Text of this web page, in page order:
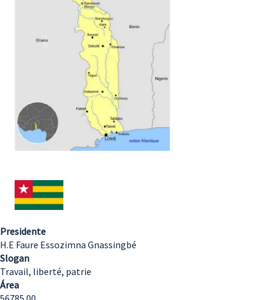
Presidente
H.E Faure Essozimna Gnassingbé
Slogan
Travail, liberté, patrie
Área